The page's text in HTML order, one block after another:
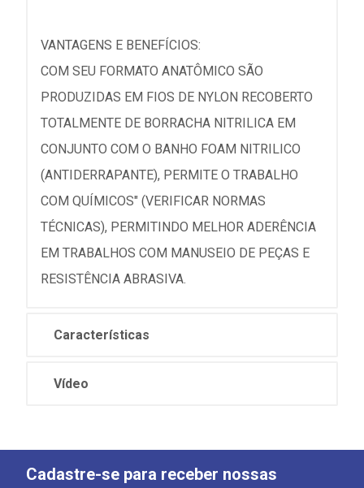
VANTAGENS E BENEFÍCIOS:
COM SEU FORMATO ANATÔMICO SÃO
PRODUZIDAS EM FIOS DE NYLON RECOBERTO
TOTALMENTE DE BORRACHA NITRILICA EM
CONJUNTO COM O BANHO FOAM NITRILICO
(ANTIDERRAPANTE), PERMITE O TRABALHO
COM QUÍMICOS" (VERIFICAR NORMAS
TÉCNICAS), PERMITINDO MELHOR ADERÊNCIA
EM TRABALHOS COM MANUSEIO DE PEÇAS E
RESISTÊNCIA ABRASIVA.
Características
Vídeo
Cadastre-se para receber nossas